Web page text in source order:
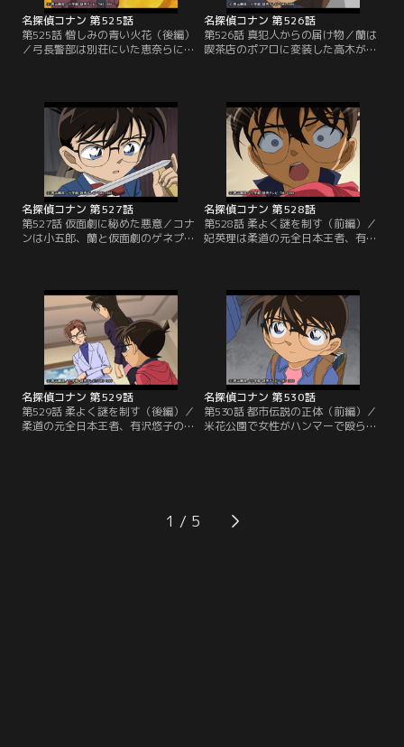
名探偵コナン 第525話
第525話 憎しみの青い火花（後編）
／弓長警部は別荘にいた恵奈らに事
屋に全員集まっていたと証言する。
話を聞いた弓長は仮に発火装置があ
ったとしても誰も操作できなかった
と考える。続いて弓長はガソリン入
りのポリタンクが運悪く倒れた理由
を質問する。
名探偵コナン 第526話
第526話 真犯人からの届け物／蘭は
喫茶店のポアロに変装した高木がい
に容疑がかかっている事を明かす。
杉人が行方をくらませたため、梓は
監視されていたのだ。鳥平は杉人の
上司で、凶器の狩猟用ライフルから
杉人の指紋が検出されたという。
名探偵コナン 第527話
第527話 仮面劇に秘めた悪意／コナ
ンは小五郎、蘭と仮面劇のゲネプロ
事を明かす。舞台では王子が大臣に
刺され、大臣も落雷によってベラン
ダから奈落へ転落。王は邪魔者2人
が死んで祝杯をあげるが、大臣が酒
に毒を盛っていたために毒殺されて
しまう。
名探偵コナン 第528話
第528話 柔よく謎を制す（前編）／
妃英理は柔道の元全日本王者、有沢
英理が家へ行って盗聴器や隠しカメ
ラの有無を調べる事に。英理は悠
子、コナン、蘭とホテルで食事した
後、悠子の自宅へ。到着して間もな
く、コナンは納戸で絶命した嗣郎を
発見する…。
名探偵コナン 第529話
第529話 柔よく謎を制す（後編）／
柔道の元全日本王者、有沢悠子の
夫、嗣郎が絞殺される。英理は悠子
席を立ったのはトイレに行った10分
のみ。英理、そしてコナンはどのよ
名探偵コナン 第530話
第530話 都市伝説の正体（前編）／
米花公園で女性がハンマーで殴られ
ンが高木刑事と佐藤刑事を発見。2
人はマンション3階の一室にいると
1